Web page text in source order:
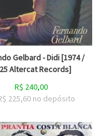
Gelbard - Didi [1974 /
Altercat Records]
R$ 240,00
225,60 no depósito